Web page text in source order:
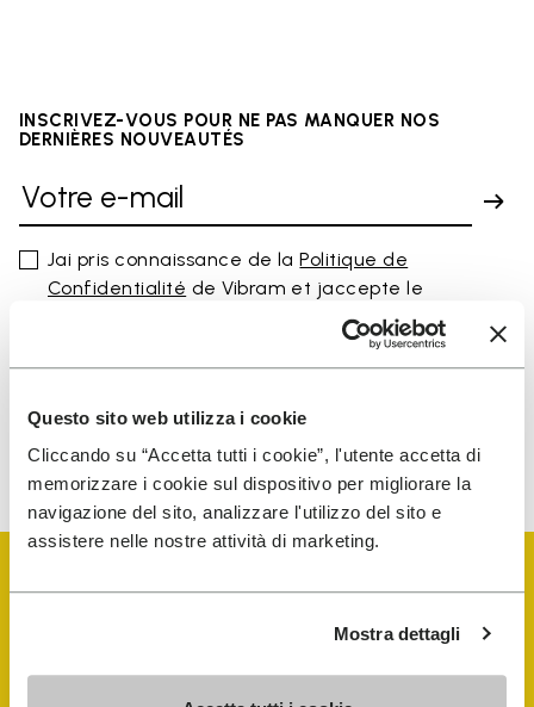
Questo sito web utilizza i cookie
Cliccando su “Accetta tutti i cookie”, l'utente accetta di
memorizzare i cookie sul dispositivo per migliorare la
navigazione del sito, analizzare l'utilizzo del sito e
assistere nelle nostre attività di marketing.
Mostra dettagli
INSCRIVEZ-VOUS POUR NE PAS MANQUER NOS
DERNIÈRES NOUVEAUTÉS
Jai pris connaissance de laPolitique de
Confidentialité de Vibram et jaccepte le
traitement de mes données personnelles afin de
recevoir des communications personnalisées
Pour savoir comment nous traitons vos données, veuillez
consulter notre Politique de confidentialité. Vous pouvez vous
désinscrire à tout moment.
Vibram Events